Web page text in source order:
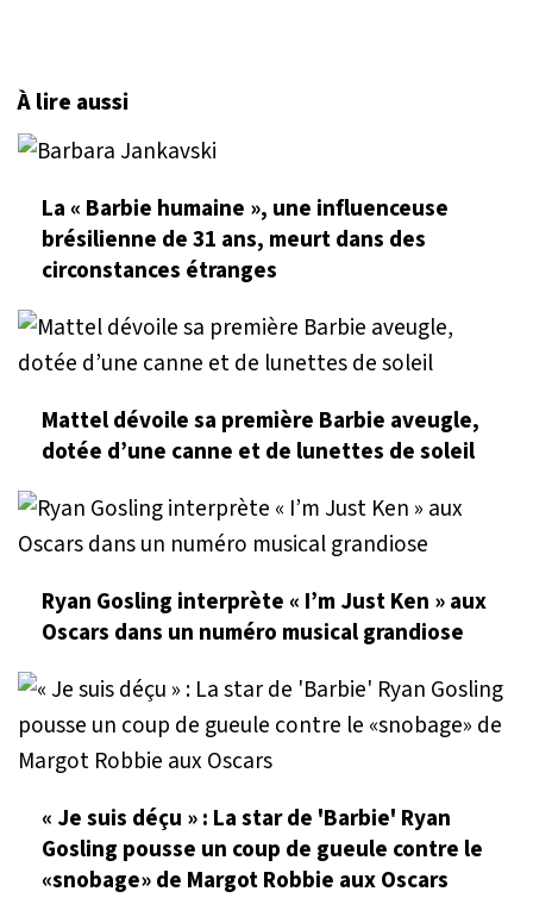
À lire aussi
La « Barbie humaine », une influenceuse
brésilienne de 31 ans, meurt dans des
circonstances étranges
Mattel dévoile sa première Barbie aveugle,
dotée d’une canne et de lunettes de soleil
Ryan Gosling interprète « I’m Just Ken » aux
Oscars dans un numéro musical grandiose
« Je suis déçu » : La star de 'Barbie' Ryan
Gosling pousse un coup de gueule contre le
«snobage» de Margot Robbie aux Oscars